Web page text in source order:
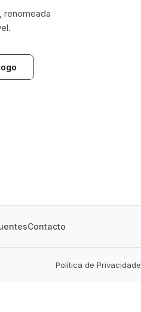
renomeada
Contacto
Política de Privacidade